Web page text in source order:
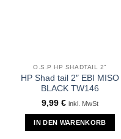
O.S.P HP SHADTAIL 2"
HP Shad tail 2″ EBI MISO
BLACK TW146
9,99 € inkl. MwSt
IN DEN WARENKORB